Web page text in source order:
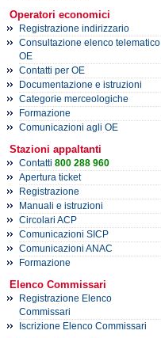
Operatori economici
Registrazione indirizzario
Consultazione elenco telematico
OE
Contatti per OE
Documentazione e istruzioni
Categorie merceologiche
Formazione
Comunicazioni agli OE
Stazioni appaltanti
Contatti 800 288 960
Apertura ticket
Registrazione
Manuali e istruzioni
Circolari ACP
Comunicazioni SICP
Comunicazioni ANAC
Formazione
Elenco Commissari
Registrazione Elenco
Commissari
Iscrizione Elenco Commissari